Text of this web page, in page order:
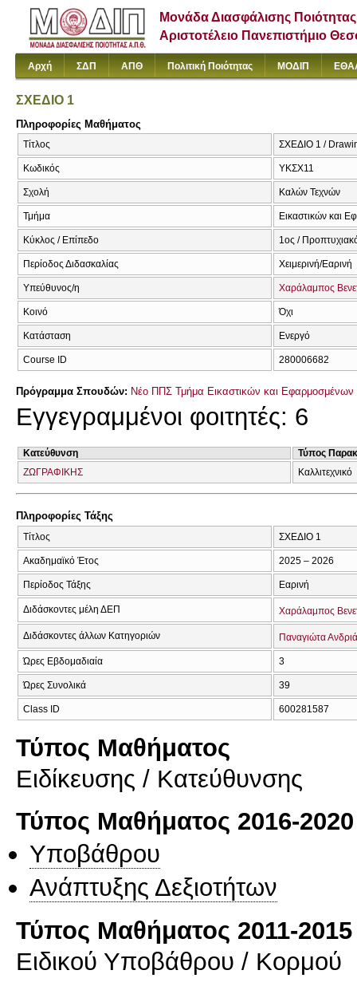
Μονάδα Διασφάλισης Ποιότητας
Αριστοτέλειο Πανεπιστήμιο
Αρχή ΣΔΠ ΑΠΘ Πολιτική Ποιότητας ΜΟΔΙΠ
ΣΧΕΔΙΟ 1
Πληροφορίες Μαθήματος
Τίτλος ΣΧΕΔΙΟ 1 /
Κωδικός ΥΚΣΧ11
Σχολή Καλών Τεχνών
Τμήμα Εικαστικών και
Κύκλος / Επίπεδο 1ος /
Περίοδος Διδασκαλίας Χειμερινή/Εαρινή
Υπεύθυνος/η Χαράλαμπος
Κοινό Όχι
Κατάσταση Ενεργό
Course ID 280006682
Πρόγραμμα Σπουδών: Νέο ΠΠΣ Τμήμα Εικαστικών και
Εγγεγραμμένοι φοιτητές: 6
Κατεύθυνση
Τύπος
ΖΩΓΡΑΦΙΚΗΣ
Καλλιτεχνικό
Πληροφορίες Τάξης
Τίτλος ΣΧΕΔΙΟ 1
Ακαδημαϊκό Έτος 2025 – 2026
Περίοδος Τάξης Εαρινή
Διδάσκοντες μέλη ΔΕΠ Χαράλαμπος
Διδάσκοντες άλλων Κατηγοριών Παναγιώτα
Ώρες Εβδομαδιαία 3
Ώρες Συνολικά 39
Class ID 600281587
Τύπος Μαθήματος
Eιδίκευσης / Kατεύθυνσης
Τύπος Μαθήματος 2016-2020
Υποβάθρου
Ανάπτυξης Δεξιοτήτων
Τύπος Μαθήματος 2011-2015
Ειδικού Υποβάθρου / Κορμού